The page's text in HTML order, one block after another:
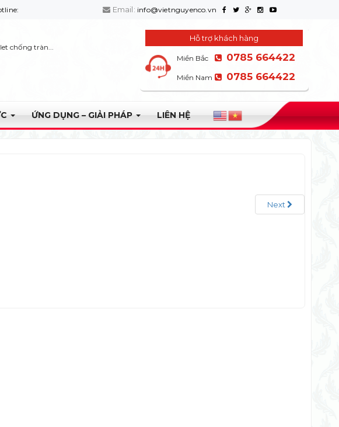
664422 Email: info@vietnguyenco.vn
chống tràn...
Hỗ trợ khách hàng
Miền Bắc 0785 664422
Miền Nam 0785 664422
ỨNG DỤNG – GIẢI PHÁP LIÊN HỆ
Next